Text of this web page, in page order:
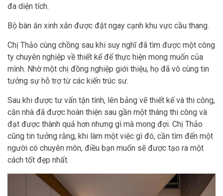
đa diện tích.
Bộ bàn ăn xinh xắn được đặt ngay cạnh khu vực cầu thang.
Chị Thảo cùng chồng sau khi suy nghĩ đã tìm được một công
ty chuyên nghiệp về thiết kế để thực hiện mong muốn của
mình. Nhờ một chị đồng nghiệp giới thiệu, họ đã vô cùng tin
tưởng sự hỗ trợ từ các kiến trúc sư.
Sau khi được tư vấn tận tình, lên bảng vẽ thiết kế và thi công,
căn nhà đã được hoàn thiện sau gần một tháng thi công và
đạt được thành quả hơn nhưng gì mà mong đợi. Chị Thảo
cũng tin tưởng rằng, khi làm một việc gì đó, cần tìm đến một
người có chuyên môn, điều bạn muốn sẽ được tạo ra một
cách tốt đẹp nhất.